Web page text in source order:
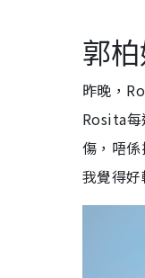
郭
昨晚，
Rosita每
傷，唔
我覺得好